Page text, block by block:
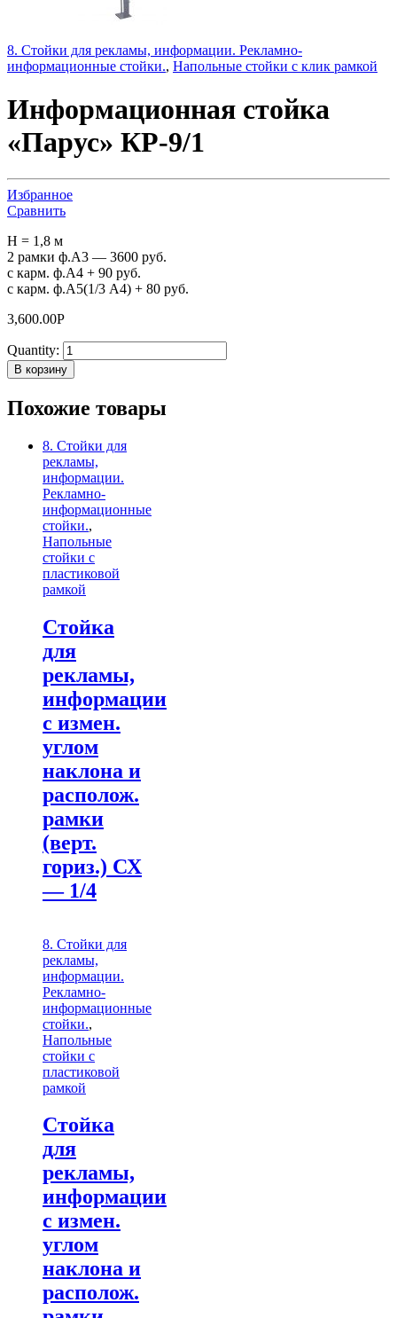
8. Стойки для рекламы, информации. Рекламно-
информационные стойки., Напольные стойки с клик рамкой
Информационная стойка
«Парус» КР-9/1
Избранное
Сравнить
H = 1,8 м
2 рамки ф.А3 — 3600 руб.
с карм. ф.А4 + 90 руб.
с карм. ф.А5(1/3 А4) + 80 руб.
3,600.00Р
Quantity:
В корзину
Похожие товары
8. Стойки для
рекламы,
информации.
Рекламно-
информационные
стойки.,
Напольные
стойки с
пластиковой
рамкой
Стойка
для
рекламы,
информации
с измен.
углом
наклона и
располож.
рамки
(верт.
гориз.) СХ
— 1/4
8. Стойки для
рекламы,
информации.
Рекламно-
информационные
стойки.,
Напольные
стойки с
пластиковой
рамкой
Стойка
для
рекламы,
информации
с измен.
углом
наклона и
располож.